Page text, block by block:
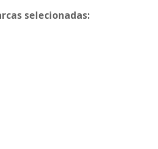
selecionadas: